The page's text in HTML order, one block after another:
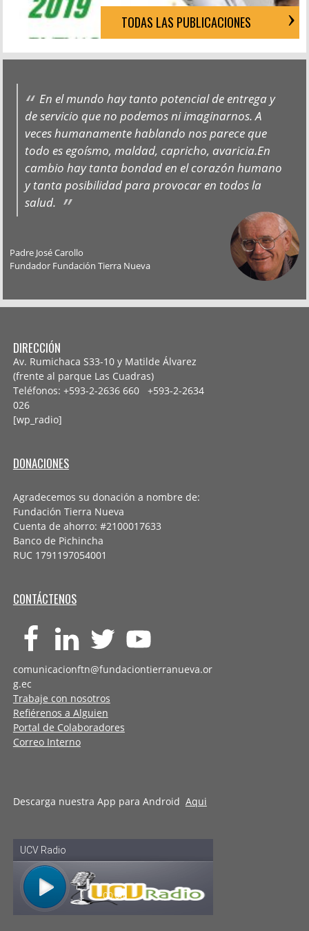
TODAS LAS PUBLICACIONES
En el mundo hay tanto potencial de entrega y
de servicio que no podemos ni imaginarnos. A
veces humanamente hablando nos parece que
todo es egoísmo, maldad, capricho, avaricia.En
cambio hay tanta bondad en el corazón humano
y tanta posibilidad para provocar en todos la
salud.
Padre José Carollo
Fundador Fundación Tierra Nueva
DIRECCIÓN
Av. Rumichaca S33-10 y Matilde Álvarez
(frente al parque Las Cuadras)
Teléfonos: +593-2-2636 660 +593-2-2634
026
[wp_radio]
DONACIONES
Agradecemos su donación a nombre de:
Fundación Tierra Nueva
Cuenta de ahorro: #2100017633
Banco de Pichincha
RUC 1791197054001
CONTÁCTENOS
comunicacionftn@fundaciontierranueva.or
g.ec
Trabaje con nosotros
Refiérenos a Alguien
Portal de Colaboradores
Correo Interno
Descarga nuestra App para Android Aqui